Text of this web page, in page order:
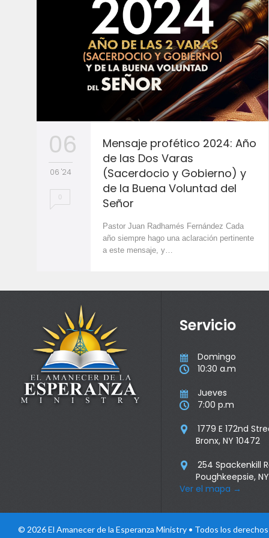
06
06 '24
0
Mensaje profético 2024: Año
de las Dos Varas
(Sacerdocio y Gobierno) y
de la Buena Voluntad del
Señor
Pastor Juan Radhamés Fernández Cada
año siempre hago una aclaración pertinente
a este mensaje, y…
Servicio
 Domingo
 10:30 a.m
 Jueves
 7:00 p.m

1779 E 172nd
Bronx, NY 10472

254 Spackenkill
Poughkeepsie,
Ver el mapa →
© 2026 El Amanecer de la Esperanza Ministry • Todos los